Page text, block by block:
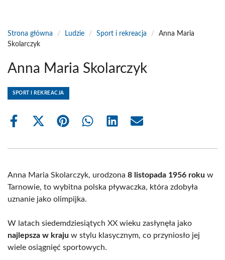
Strona główna / Ludzie / Sport i rekreacja /
Anna Maria
Skolarczyk
Anna Maria Skolarczyk
SPORT I REKREACJA
Share
Share
(Twitter)
Share Share Share Share
Anna Maria Skolarczyk, urodzona 8 listopada 1956 roku w
Tarnowie, to wybitna polska pływaczka, która zdobyła
uznanie jako olimpijka.
W latach siedemdziesiątych XX wieku zasłynęła jako
najlepsza w kraju w stylu klasycznym, co przyniosło jej
wiele osiągnięć sportowych.